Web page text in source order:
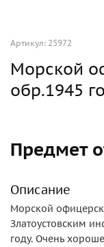
Артикул: 25972
Морской
обр.1945
Предмет
Описание
Морской
Златоустовским
году. Очень